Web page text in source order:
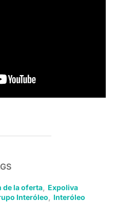
de la oferta
Expoliva
Interóleo
Interóleo